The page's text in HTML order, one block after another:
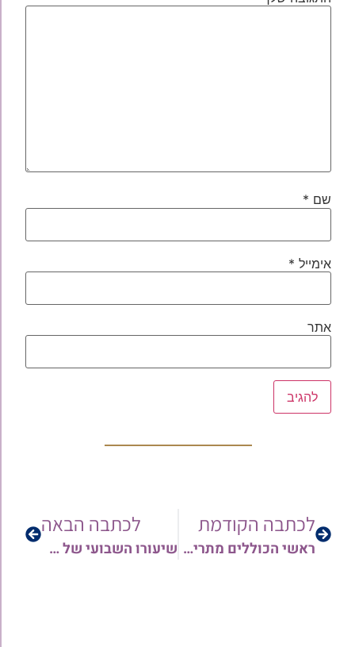
שם *
אימייל *
אתר
לכתבה הקודמת
ראשי הכוללים מתריעים: "מוסדות התורה עומדים בפני קריסה" | ראיון מרתק עם ראש המוסדות הרב יהורם יפת שליט"א בערוץ הידברות – צפו
לכתבה הבאה
שיעורו השבועי של מרן הגאון הרב פנחס קורח שליט"א בהלכה ואגדה יועבר בשידור חי בקו המאורות – הקו העולמי ליהדות תימן